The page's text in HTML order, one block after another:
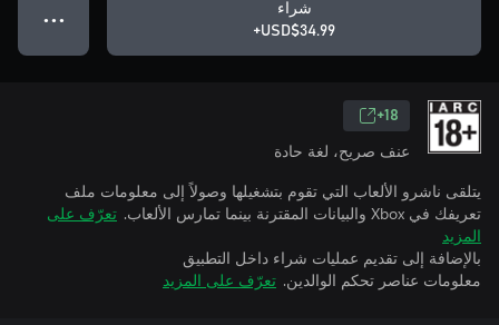
شراء
USD$34.99+
● ● ●
18+
عنف صريح، لغة حادة
يتلقى ناشرو الألعاب التي تقوم بتشغيلها وصولاً إلى معلومات ملف
تعريفك في Xbox والبيانات المقترنة بينما تمارس الألعاب.
تعرّف على
المزيد
بالإضافة إلى تقديم عمليات شراء داخل التطبيق
معلومات عناصر تحكم الوالدين. تعرّف على المزيد